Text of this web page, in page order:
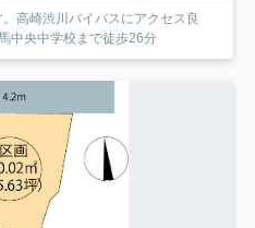
高崎渋川バイバスにアクセス良
中央中学校まで徒歩26分